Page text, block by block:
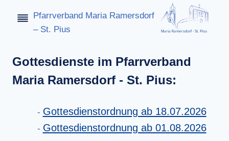
Inhalt
Pfarrverband Maria Ramersdorf
– St. Pius
Gottesdienste im Pfarrverband
Maria Ramersdorf - St. Pius:
Gottesdienstordnung ab 18.07.2026
Gottesdienstordnung ab 01.08.2026